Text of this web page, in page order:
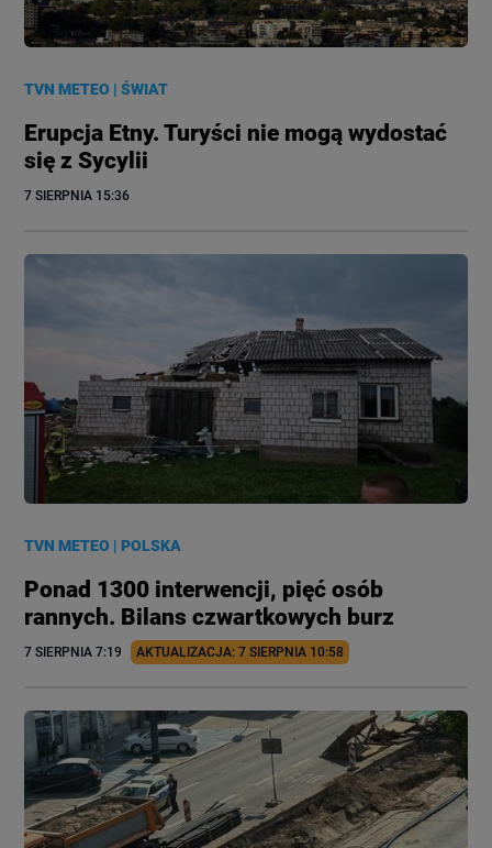
TVN METEO |ŚWIAT
Erupcja Etny. Turyści nie mogą wydostać
się z Sycylii
7 SIERPNIA 15:36
TVN METEO |POLSKA
Ponad 1300 interwencji, pięć osób
rannych. Bilans czwartkowych burz
7 SIERPNIA 7:19 AKTUALIZACJA: 7 SIERPNIA 10:58